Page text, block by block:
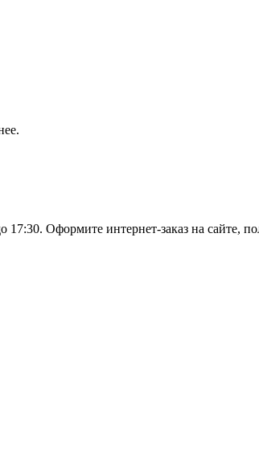
Оформите интернет-заказ на сайте,